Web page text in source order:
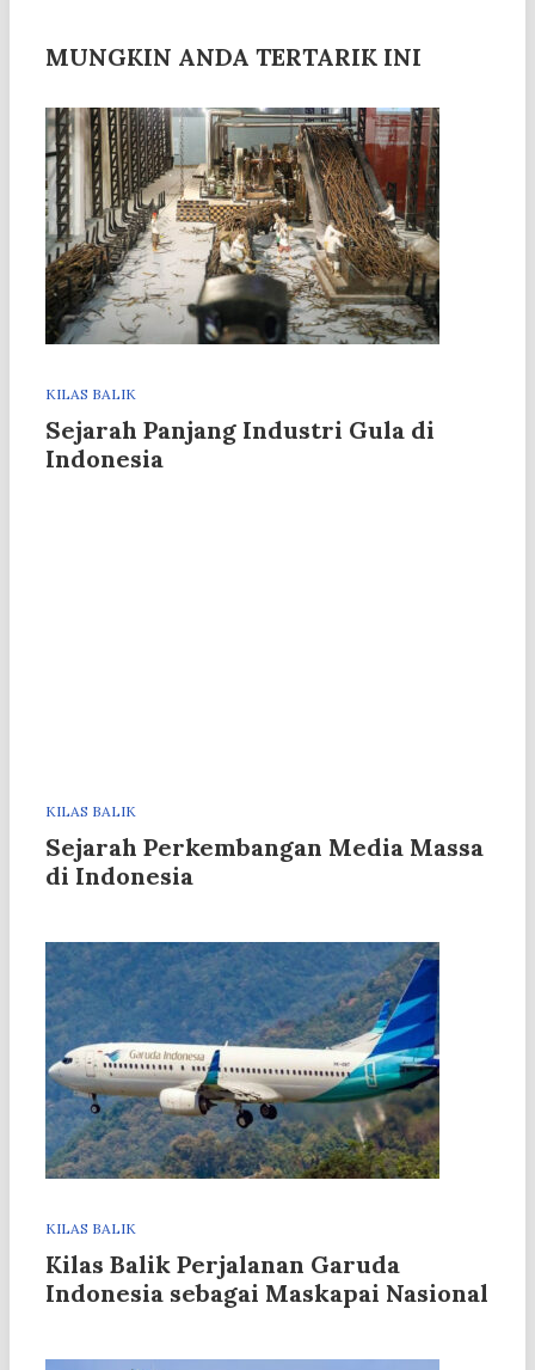
MUNGKIN ANDA TERTARIK INI
KILAS BALIK
Sejarah Panjang Industri Gula di
Indonesia
KILAS BALIK
Sejarah Perkembangan Media Massa
di Indonesia
KILAS BALIK
Kilas Balik Perjalanan Garuda
Indonesia sebagai Maskapai Nasional